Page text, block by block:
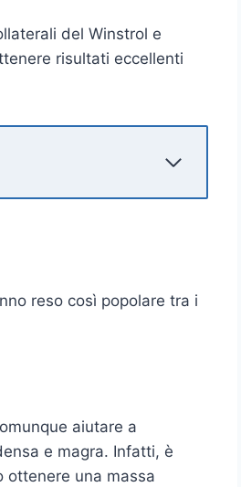
del Winstrol e
risultati eccellenti
reso così popolare tra i
aiutare a
e magra. Infatti, è
ottenere una massa